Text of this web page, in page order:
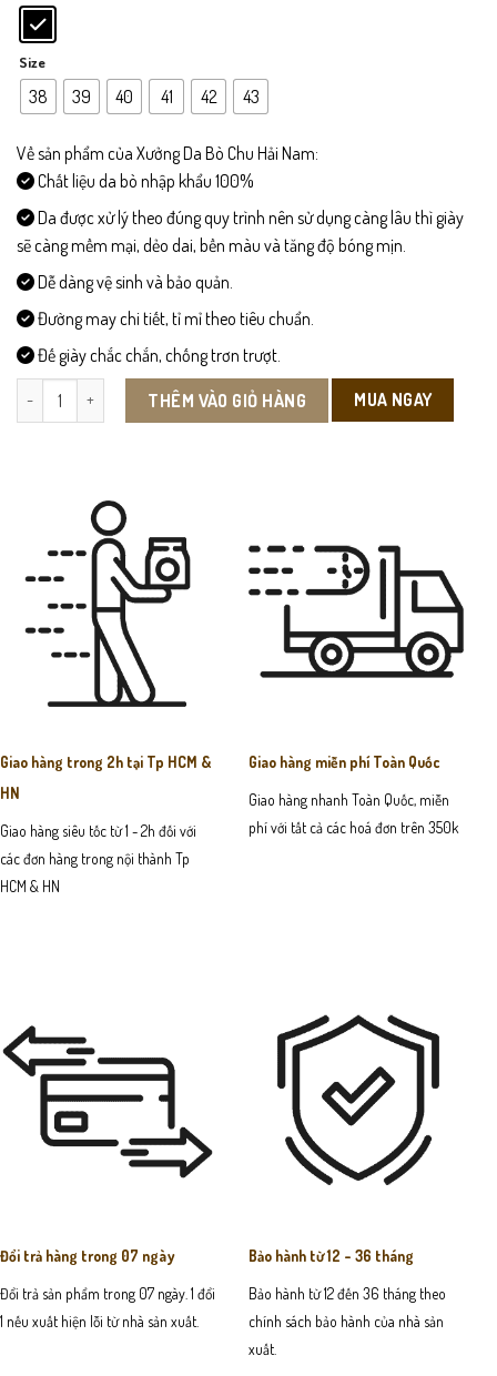
299,000 ₫.
199,000 ₫.
Size
38 39 40 41 42 43
Về sản phẩm của Xưởng Da Bò Chu Hải Nam:
Chất liệu da bò nhập khẩu 100%
Da được xử lý theo đúng quy trình nên sử dụng càng lâu thì giày
sẽ càng mềm mại, dẻo dai, bền màu và tăng độ bóng mịn.
Dễ dàng vệ sinh và bảo quản.
Đường may chi tiết, tỉ mỉ theo tiêu chuẩn.
Đế giày chắc chắn, chống trơn trượt.
DEP012 - Dép Nam số lượngTHÊM VÀO GIỎ HÀNG MUA NGAY
Giao hàng trong 2h tại Tp HCM &
HN
Giao hàng siêu tốc từ 1 - 2h đối với
các đơn hàng trong nội thành Tp
HCM & HN
Giao hàng miễn phí Toàn Quốc
Giao hàng nhanh Toàn Quốc, miễn
phí với tất cả các hoá đơn trên 350k
Đổi trả hàng trong 07 ngày
Đổi trả sản phẩm trong 07 ngày. 1 đổi
1 nếu xuất hiện lỗi từ nhà sản xuất.
Bảo hành từ 12 - 36 tháng
Bảo hành từ 12 đến 36 tháng theo
chính sách bảo hành của nhà sản
xuất.